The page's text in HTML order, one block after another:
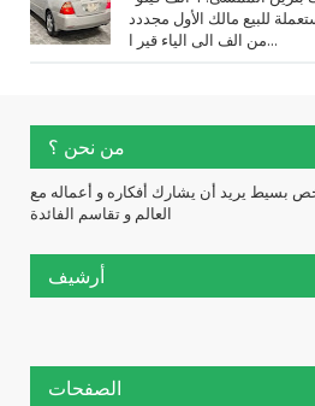
نص فل مستعملة للبيع مالك الأول مجددد
من الف الى الياء قير ا...
من نحن ؟
بسيط يريد أن يشارك أفكاره و أعماله مع
العالم و تقاسم الفائدة
أرشيف
الصفحات